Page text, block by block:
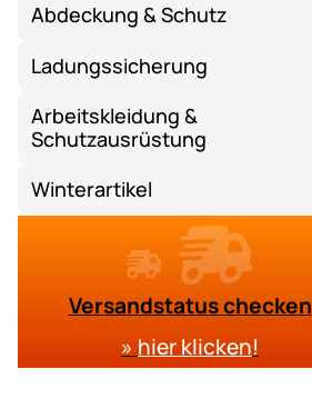
Abdeckung & Schutz
Ladungssicherung
Arbeitskleidung &
Schutzausrüstung
Winterartikel
Versandstatus checken
» hier klicken!